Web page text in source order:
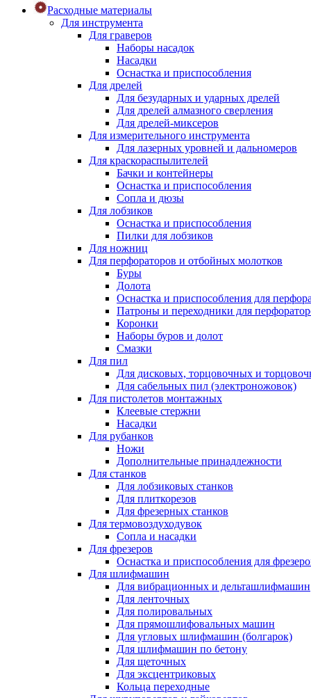
Расходные материалы
Для инструмента
Для граверов
Наборы насадок
Насадки
Оснастка и приспособления
Для дрелей
Для безударных и ударных дрелей
Для дрелей алмазного сверления
Для дрелей-миксеров
Для измерительного инструмента
Для лазерных уровней и дальномеров
Для краскораспылителей
Бачки и контейнеры
Оснастка и приспособления
Сопла и дюзы
Для лобзиков
Оснастка и приспособления
Пилки для лобзиков
Для ножниц
Для перфораторов и отбойных молотков
Буры
Долота
Оснастка и приспособления для
Патроны и переходники для
Коронки
Наборы буров и долот
Смазки
Для пил
Для дисковых, торцовочных и
Для сабельных пил (электроножовок)
Для пистолетов монтажных
Клеевые стержни
Насадки
Для рубанков
Ножи
Дополнительные принадлежности
Для станков
Для лобзиковых станков
Для плиткорезов
Для фрезерных станков
Для термовоздуходувок
Сопла и насадки
Для фрезеров
Оснастка и приспособления для
Для шлифмашин
Для вибрационных и дельташлифмашин
Для ленточных
Для полировальных
Для прямошлифовальных машин
Для угловых шлифмашин (болгарок)
Для шлифмашин по бетону
Для щеточных
Для эксцентриковых
Кольца переходные